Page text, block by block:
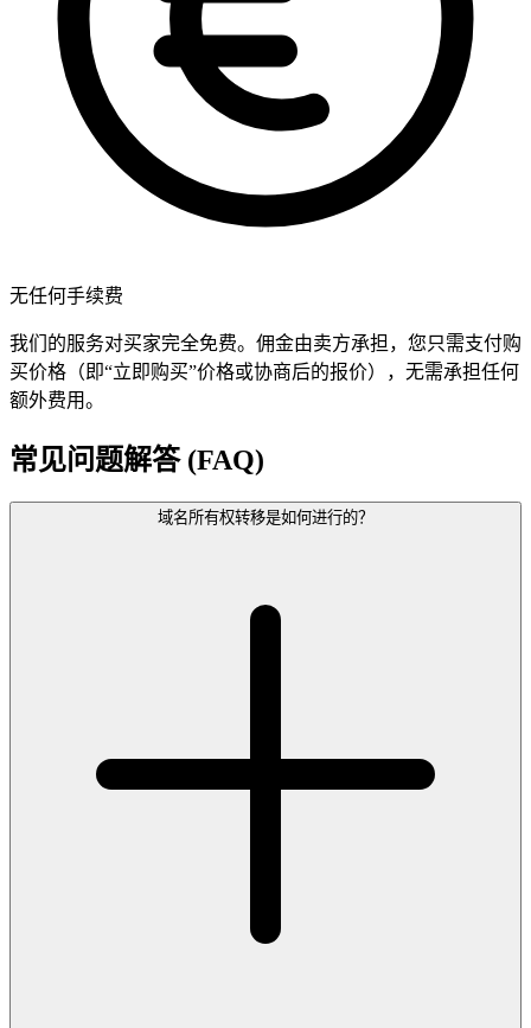
无任何手续费
我们的服务对买家完全免费。佣金由卖方承担，您只需支付购
买价格（即“立即购买”价格或协商后的报价），无需承担任何
额外费用。
常见问题解答 (FAQ)
域名所有权转移是如何进行的？